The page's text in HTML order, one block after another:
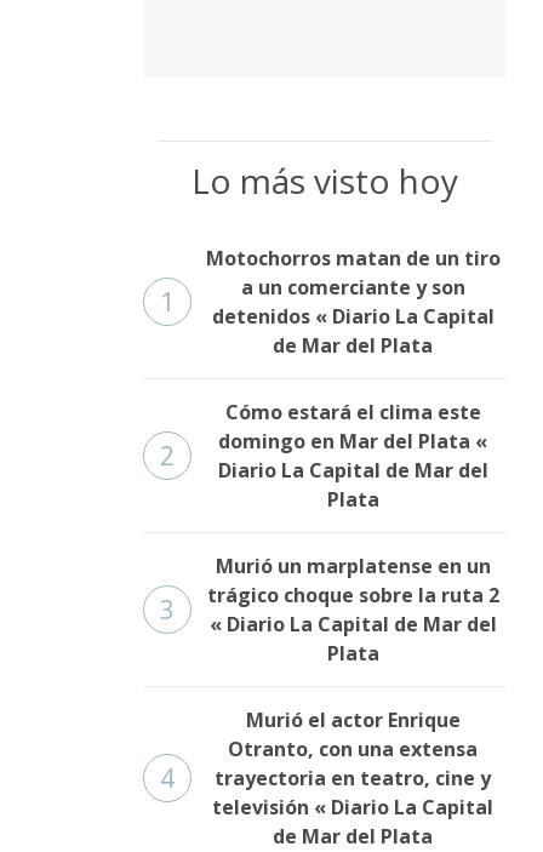
Lo más visto hoy
1
Motochorros matan de un tiro
a un comerciante y son
detenidos « Diario La Capital
de Mar del Plata
2
Cómo estará el clima este
domingo en Mar del Plata «
Diario La Capital de Mar del
Plata
3
Murió un marplatense en un
trágico choque sobre la ruta 2
« Diario La Capital de Mar del
Plata
4
Murió el actor Enrique
Otranto, con una extensa
trayectoria en teatro, cine y
televisión « Diario La Capital
de Mar del Plata